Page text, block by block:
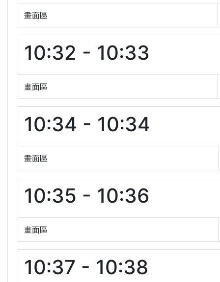
畫面區
10:32 - 10:33
畫面區
10:34 - 10:34
畫面區
10:35 - 10:36
畫面區
10:37 - 10:38